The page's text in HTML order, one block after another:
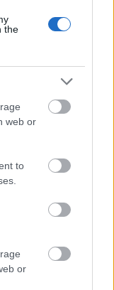
the
web or
to
or
η
κατέγραψαν
των
έσοδα στα
συμβάλλοντας
αφού οι
τον Μάιο
και τον κόσμο.